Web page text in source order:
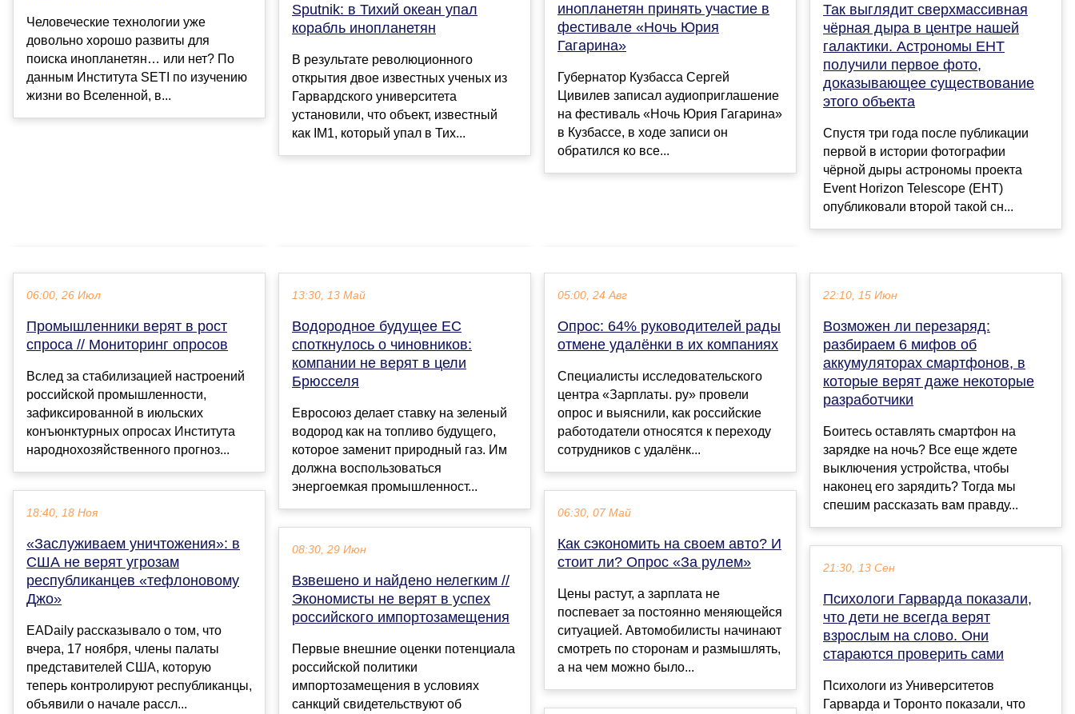
Человеческие технологии уже
довольно хорошо развиты для
поиска инопланетян… или нет? По
данным Института SETI по изучению
жизни во Вселенной, в...
Sputnik: в Тихий океан упал
корабль инопланетян
В результате революционного
открытия двое известных ученых из
Гарвардского университета
установили, что объект, известный
как IM1, который упал в Тих...
инопланетян принять участие в
фестивале «Ночь Юрия
Гагарина»
Губернатор Кузбасса Сергей
Цивилев записал аудиоприглашение
на фестиваль «Ночь Юрия Гагарина»
в Кузбассе, в ходе записи он
обратился ко все...
Так выглядит сверхмассивная
чёрная дыра в центре нашей
галактики. Астрономы EHT
получили первое фото,
доказывающее существование
этого объекта
Спустя три года после публикации
первой в истории фотографии
чёрной дыры астрономы проекта
Event Horizon Telescope (EHT)
опубликовали второй такой сн...
06:00, 26 Июл
Промышленники верят в рост
спроса // Мониторинг опросов
Вслед за стабилизацией настроений
российской промышленности,
зафиксированной в июльских
конъюнктурных опросах Института
народнохозяйственного прогноз...
18:40, 18 Ноя
«Заслуживаем уничтожения»: в
США не верят угрозам
республиканцев «тефлоновому
Джо»
EADaily рассказывало о том, что
вчера, 17 ноября, члены палаты
представителей США, которую
теперь контролируют республиканцы,
объявили о начале рассл...
13:30, 13 Май
Водородное будущее ЕС
споткнулось о чиновников:
компании не верят в цели
Брюсселя
Евросоюз делает ставку на зеленый
водород как на топливо будущего,
которое заменит природный газ. Им
должна воспользоваться
энергоемкая промышленност...
08:30, 29 Июн
Взвешено и найдено нелегким //
Экономисты не верят в успех
российского импортозамещения
Первые внешние оценки потенциала
российской политики
импортозамещения в условиях
санкций свидетельствуют об
05:00, 24 Авг
Опрос: 64% руководителей рады
отмене удалёнки в их компаниях
Специалисты исследовательского
центра «Зарплаты. ру» провели
опрос и выяснили, как российские
работодатели относятся к переходу
сотрудников с удалёнк...
06:30, 07 Май
Как сэкономить на своем авто? И
стоит ли? Опрос «За рулем»
Цены растут, а зарплата не
поспевает за постоянно меняющейся
ситуацией. Автомобилисты начинают
смотреть по сторонам и размышлять,
а на чем можно было...
22:10, 15 Июн
Возможен ли перезаряд:
разбираем 6 мифов об
аккумуляторах смартфонов, в
которые верят даже некоторые
разработчики
Боитесь оставлять смартфон на
зарядке на ночь? Все еще ждете
выключения устройства, чтобы
наконец его зарядить? Тогда мы
спешим рассказать вам правду...
21:30, 13 Сен
Психологи Гарварда показали,
что дети не всегда верят
взрослым на слово. Они
стараются проверить сами
Психологи из Университетов
Гарварда и Торонто показали, что